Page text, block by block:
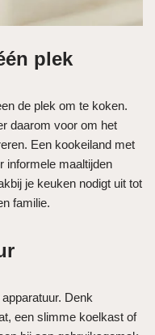
plek
de plek om te koken.
daarom voor om het
Een kookeiland met
informele maaltijden
je keuken nodigt uit tot
familie.
Denk
een slimme koelkast of